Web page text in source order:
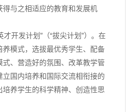
与之相适应的教育和发展机
才开发计划”（“拔尖计划”）。在
模式，选拔最优秀学生、配备
、营造好的氛围、改革教学管
国内培养和国际交流相衔接的
养学生的科学精神、创造性思